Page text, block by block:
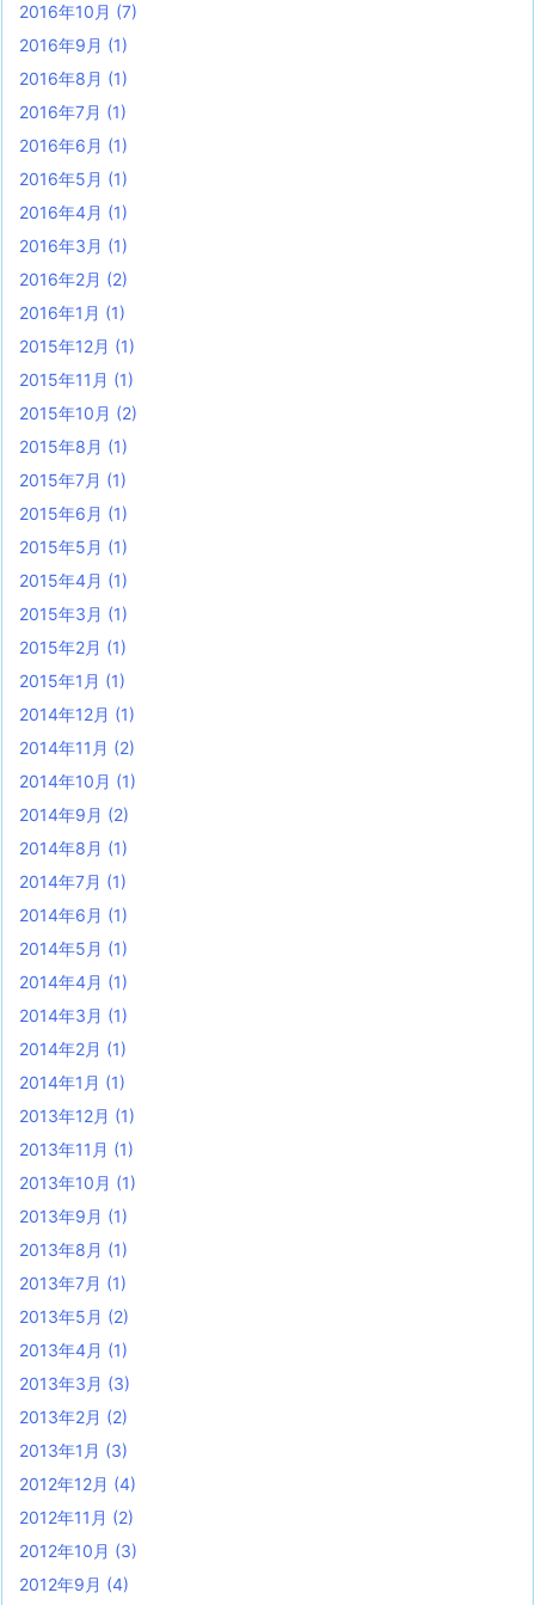
2016年10月 (7)
2016年9月 (1)
2016年8月 (1)
2016年7月 (1)
2016年6月 (1)
2016年5月 (1)
2016年4月 (1)
2016年3月 (1)
2016年2月 (2)
2016年1月 (1)
2015年12月 (1)
2015年11月 (1)
2015年10月 (2)
2015年8月 (1)
2015年7月 (1)
2015年6月 (1)
2015年5月 (1)
2015年4月 (1)
2015年3月 (1)
2015年2月 (1)
2015年1月 (1)
2014年12月 (1)
2014年11月 (2)
2014年10月 (1)
2014年9月 (2)
2014年8月 (1)
2014年7月 (1)
2014年6月 (1)
2014年5月 (1)
2014年4月 (1)
2014年3月 (1)
2014年2月 (1)
2014年1月 (1)
2013年12月 (1)
2013年11月 (1)
2013年10月 (1)
2013年9月 (1)
2013年8月 (1)
2013年7月 (1)
2013年5月 (2)
2013年4月 (1)
2013年3月 (3)
2013年2月 (2)
2013年1月 (3)
2012年12月 (4)
2012年11月 (2)
2012年10月 (3)
2012年9月 (4)